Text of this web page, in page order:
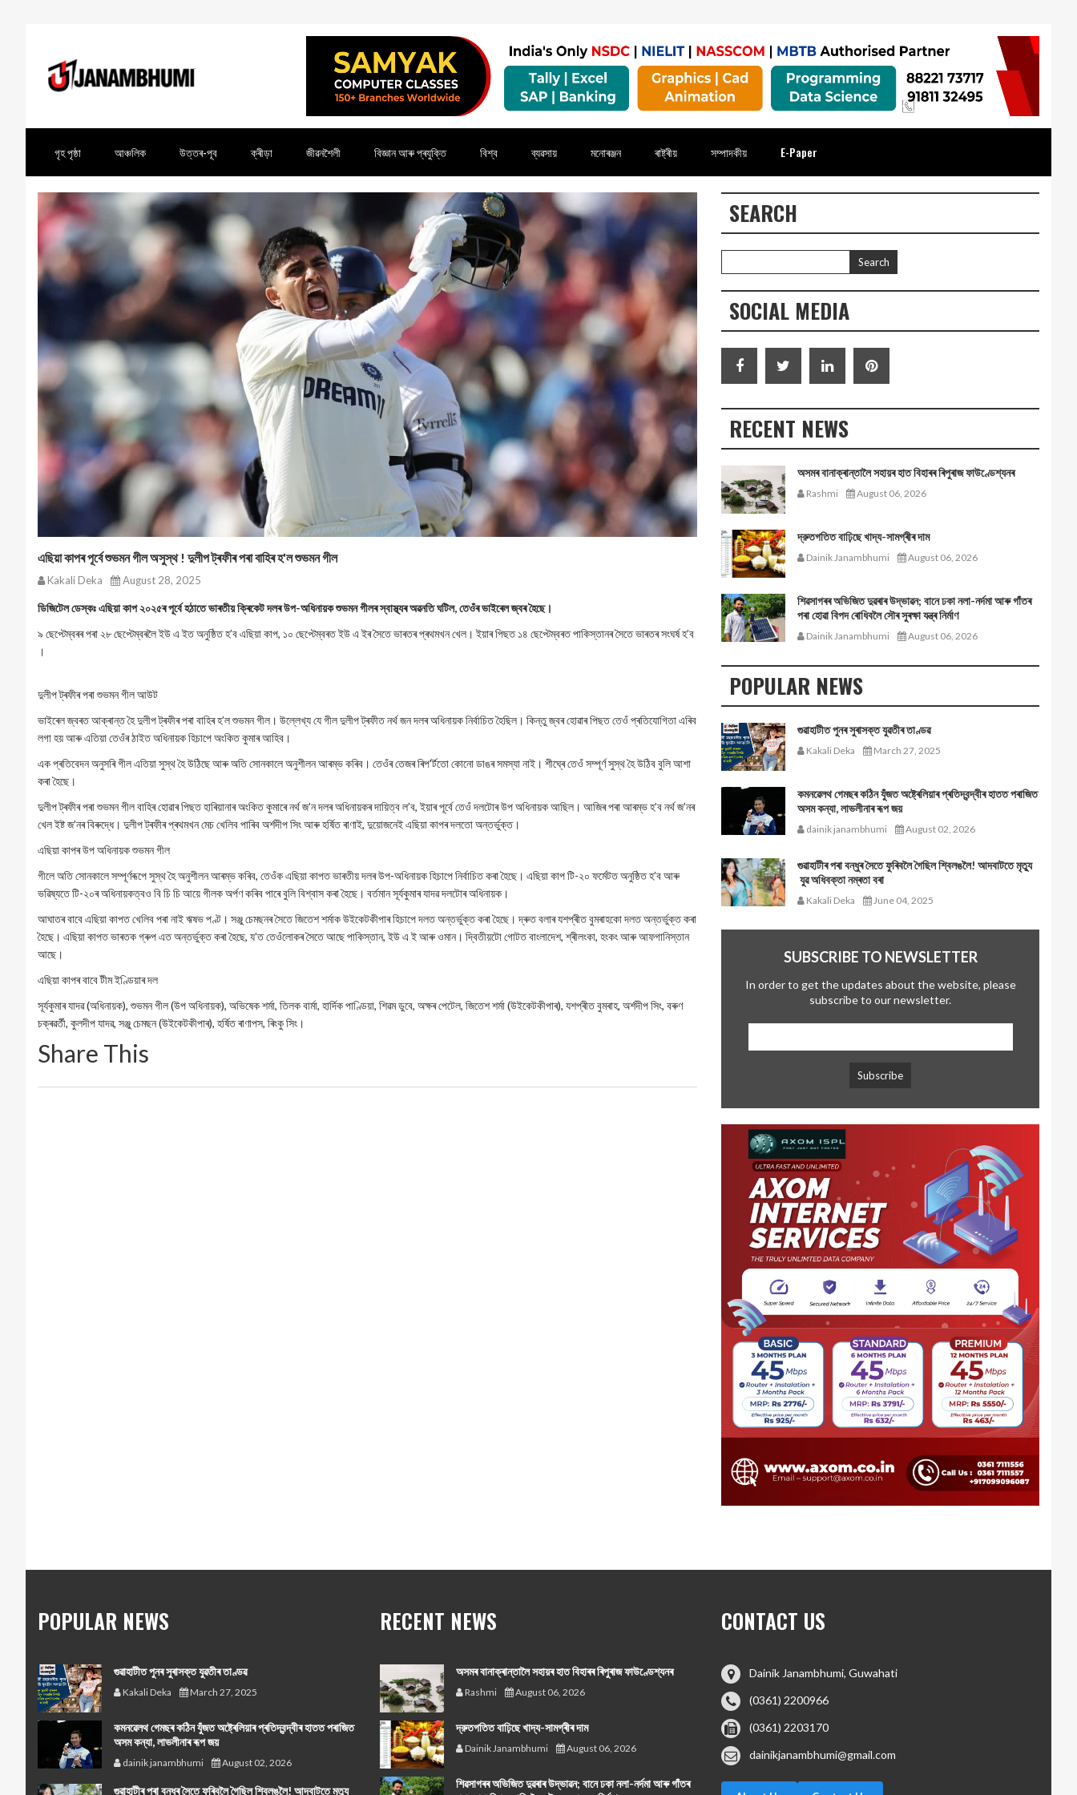
গৃহ পৃষ্ঠা আঞ্চলিক উত্তৰ-পূব ক্ৰীড়া জীৱনশৈলী বিজ্ঞান আৰু প্ৰযুক্তি বিশ্ব ব্যৱসায় মনোৰঞ্জন ৰাষ্ট্ৰীয় সম্পাদকীয় E-Paper
এছিয়া কাপৰ পূৰ্বে শুভমন গীল অসুস্থ ! দুলীপ ট্ৰফীৰ পৰা বাহিৰ হ'ল শুভমন গীল
Kakali Deka August 28, 2025
ডিজিটেল ডেস্কঃ এছিয়া কাপ ২০২৫ৰ পূৰ্বে হঠাতে ভাৰতীয় ক্ৰিকেট দলৰ উপ-অধিনায়ক শুভমন গীলৰ স্বাস্থ্যৰ অৱনতি ঘটিল, তেওঁৰ ভাইৰেল জ্বৰ হৈছে।
৯ ছেপ্টেম্বৰৰ পৰা ২৮ ছেপ্টেম্বৰলৈ ইউ এ ইত অনুষ্ঠিত হ’ব এছিয়া কাপ, ১০ ছেপ্টেম্বৰত ইউ এ ইৰ সৈতে ভাৰতৰ প্ৰথমখন খেল। ইয়াৰ পিছত ১৪ ছেপ্টেম্বৰত পাকিস্তানৰ সৈতে ভাৰতৰ সংঘৰ্ষ হ’ব
।
দুলীপ ট্ৰফীৰ পৰা শুভমন গীল আউট
ভাইৰেল জ্বৰত আক্ৰান্ত হৈ দুলীপ ট্ৰফীৰ পৰা বাহিৰ হ’ল শুভমন গীল। উল্লেখ্য যে গীল দুলীপ ট্ৰফীত নৰ্থ জন দলৰ অধিনায়ক নিৰ্বাচিত হৈছিল। কিন্তু জ্বৰ হোৱাৰ পিছত তেওঁ প্ৰতিযোগিতা এৰিব
লগা হয় আৰু এতিয়া তেওঁৰ ঠাইত অধিনায়ক হিচাপে অংকিত কুমাৰ আহিব।
এক প্ৰতিবেদন অনুসৰি গীল এতিয়া সুস্থ হৈ উঠিছে আৰু অতি সোনকালে অনুশীলন আৰম্ভ কৰিব। তেওঁৰ তেজৰ ৰিপ'ৰ্টতো কোনো ডাঙৰ সমস্যা নাই। শীঘ্ৰে তেওঁ সম্পূৰ্ণ সুস্থ হৈ উঠিব বুলি আশা
কৰা হৈছে।
দুলীপ ট্ৰফীৰ পৰা শুভমন গীল বাহিৰ হোৱাৰ পিছত হাৰিয়ানাৰ অংকিত কুমাৰে নৰ্থ জ’ন দলৰ অধিনায়কৰ দায়িত্ব ল’ব, ইয়াৰ পূৰ্বে তেওঁ দলটোৰ উপ অধিনায়ক আছিল। আজিৰ পৰা আৰম্ভ হ’ব নৰ্থ জ’নৰ
খেল ইষ্ট জ’নৰ বিৰুদ্ধে। দুলীপ ট্ৰফীৰ প্ৰথমখন মেচ খেলিব পাৰিব অৰ্শদীপ সিং আৰু হৰ্ষিত ৰাণাই, দুয়োজনেই এছিয়া কাপৰ দলতো অন্তৰ্ভুক্ত।
এছিয়া কাপৰ উপ অধিনায়ক শুভমন গীল
গীলে অতি সোনকালে সম্পূৰ্ণৰূপে সুস্থ হৈ অনুশীলন আৰম্ভ কৰিব, তেওঁক এছিয়া কাপত ভাৰতীয় দলৰ উপ-অধিনায়ক হিচাপে নিৰ্বাচিত কৰা হৈছে। এছিয়া কাপ টি-২০ ফৰ্মেটত অনুষ্ঠিত হ’ব আৰু
ভৱিষ্যতে টি-২০ৰ অধিনায়কত্বও বি চি চি আয়ে গীলক অৰ্পণ কৰিব পাৰে বুলি বিশ্বাস কৰা হৈছে। বৰ্তমান সূৰ্যকুমাৰ যাদৱ দলটোৰ অধিনায়ক।
আঘাতৰ বাবে এছিয়া কাপত খেলিব পৰা নাই ঋষভ পণ্ট। সঞ্জু চেমছনৰ সৈতে জিতেশ শৰ্মাক উইকেটকীপাৰ হিচাপে দলত অন্তৰ্ভুক্ত কৰা হৈছে। দ্ৰুত বলাৰ যশপ্ৰীত বুমৰাহকো দলত অন্তৰ্ভুক্ত কৰা
হৈছে। এছিয়া কাপত ভাৰতক গ্ৰুপ এত অন্তৰ্ভুক্ত কৰা হৈছে, য’ত তেওঁলোকৰ সৈতে আছে পাকিস্তান, ইউ এ ই আৰু ওমান। দ্বিতীয়টো গোটত বাংলাদেশ, শ্ৰীলংকা, হংকং আৰু আফগানিস্তান
আছে।
এছিয়া কাপৰ বাবে টীম ইণ্ডিয়াৰ দল
সূৰ্যকুমাৰ যাদৱ (অধিনায়ক), শুভমন গীল (উপ অধিনায়ক), অভিষেক শৰ্মা, তিলক বাৰ্মা, হাৰ্দিক পাণ্ডিয়া, শিৱম ডুবে, অক্ষৰ পেটেল, জিতেশ শৰ্মা (উইকেটকীপাৰ), যশপ্ৰীত বুমৰাহ, অৰ্শদীপ সিং, বৰুণ
চক্ৰৱৰ্তী, কুলদীপ যাদৱ, সঞ্জু চেমছন (উইকেটকীপাৰ), হৰ্ষিত ৰাণাপস, ৰিংকু সিং।
Share This
SEARCH
SOCIAL MEDIA
RECENT NEWS
অসমৰ বানাক্ৰান্তালৈ সহায়ৰ হাত বিহাৰৰ ৰিপুৰাজ ফাউণ্ডেশ্যনৰ
Rashmi August 06, 2026
দ্রুতগতিত বাঢ়িছে খাদ্য-সামগ্ৰীৰ দাম
Dainik Janambhumi August 06, 2026
শিৱসাগৰৰ অভিজিত দুৱৰাৰ উদ্ভাৱন; বানে ঢকা নলা-নৰ্দমা আৰু গাঁতৰ
পৰা হোৱা বিপদ ৰোধিবলৈ সৌৰ সুৰক্ষা যন্ত্ৰ নিৰ্মাণ
Dainik Janambhumi August 06, 2026
POPULAR NEWS
গুৱাহাটীত পুনৰ সুৰাসক্ত যুৱতীৰ তাণ্ডৱ
Kakali Deka March 27, 2025
কমনৱেলথ গেমছৰ কঠিন যুঁজত অষ্ট্ৰেলিয়াৰ প্ৰতিদ্বন্দ্বীৰ হাতত পৰাজিত
অসম কন্যা, লাভলীনাৰ ৰূপ জয়
dainik janambhumi August 02, 2026
গুৱাহাটীৰ পৰা বন্ধুৰ সৈতে ফুৰিবলৈ গৈছিল শ্বিলঙলৈ! আদবাটতে মৃত্যু
যুৱ অধিবক্তা নম্ৰতা বৰা
Kakali Deka June 04, 2025
SUBSCRIBE TO NEWSLETTER
In order to get the updates about the website, please
subscribe to our newsletter.
POPULAR NEWS
গুৱাহাটীত পুনৰ সুৰাসক্ত যুৱতীৰ তাণ্ডৱ
Kakali Deka March 27, 2025
কমনৱেলথ গেমছৰ কঠিন যুঁজত অষ্ট্ৰেলিয়াৰ প্ৰতিদ্বন্দ্বীৰ হাতত পৰাজিত
অসম কন্যা, লাভলীনাৰ ৰূপ জয়
dainik janambhumi August 02, 2026
গুৱাহাটীৰ পৰা বন্ধুৰ সৈতে ফুৰিবলৈ গৈছিল শ্বিলঙলৈ! আদবাটতে মৃত্যু
RECENT NEWS
অসমৰ বানাক্ৰান্তালৈ সহায়ৰ হাত বিহাৰৰ ৰিপুৰাজ ফাউণ্ডেশ্যনৰ
Rashmi August 06, 2026
দ্রুতগতিত বাঢ়িছে খাদ্য-সামগ্ৰীৰ দাম
Dainik Janambhumi August 06, 2026
শিৱসাগৰৰ অভিজিত দুৱৰাৰ উদ্ভাৱন; বানে ঢকা নলা-নৰ্দমা আৰু গাঁতৰ
CONTACT US
Dainik Janambhumi, Guwahati
(0361) 2200966
(0361) 2203170
dainikjanambhumi@gmail.com